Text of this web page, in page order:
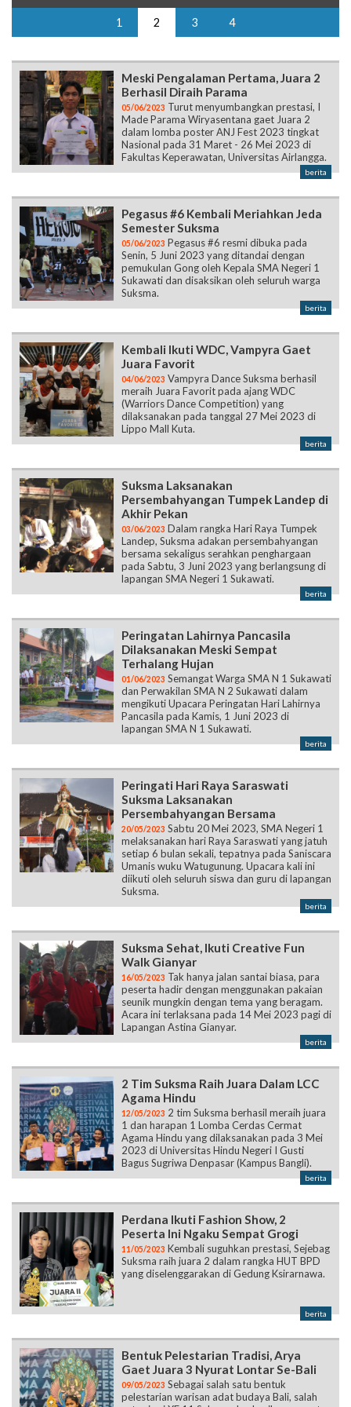
1 2 3 4
Meski Pengalaman Pertama, Juara 2
Berhasil Diraih Parama
05/06/2023 Turut menyumbangkan prestasi, I
Made Parama Wiryasentana gaet Juara 2
dalam lomba poster ANJ Fest 2023 tingkat
Nasional pada 31 Maret - 26 Mei 2023 di
Fakultas Keperawatan, Universitas Airlangga.
berita
Pegasus #6 Kembali Meriahkan Jeda
Semester Suksma
05/06/2023 Pegasus #6 resmi dibuka pada
Senin, 5 Juni 2023 yang ditandai dengan
pemukulan Gong oleh Kepala SMA Negeri 1
Sukawati dan disaksikan oleh seluruh warga
Suksma.
berita
Kembali Ikuti WDC, Vampyra Gaet
Juara Favorit
04/06/2023 Vampyra Dance Suksma berhasil
meraih Juara Favorit pada ajang WDC
(Warriors Dance Competition) yang
dilaksanakan pada tanggal 27 Mei 2023 di
Lippo Mall Kuta.
berita
Suksma Laksanakan
Persembahyangan Tumpek Landep di
Akhir Pekan
03/06/2023 Dalam rangka Hari Raya Tumpek
Landep, Suksma adakan persembahyangan
bersama sekaligus serahkan penghargaan
pada Sabtu, 3 Juni 2023 yang berlangsung di
lapangan SMA Negeri 1 Sukawati.
berita
Peringatan Lahirnya Pancasila
Dilaksanakan Meski Sempat
Terhalang Hujan
01/06/2023 Semangat Warga SMA N 1 Sukawati
dan Perwakilan SMA N 2 Sukawati dalam
mengikuti Upacara Peringatan Hari Lahirnya
Pancasila pada Kamis, 1 Juni 2023 di
lapangan SMA N 1 Sukawati.
berita
Peringati Hari Raya Saraswati
Suksma Laksanakan
Persembahyangan Bersama
20/05/2023 Sabtu 20 Mei 2023, SMA Negeri 1
melaksanakan hari Raya Saraswati yang jatuh
setiap 6 bulan sekali, tepatnya pada Saniscara
Umanis wuku Watugunung. Upacara kali ini
diikuti oleh seluruh siswa dan guru di lapangan
Suksma.
berita
Suksma Sehat, Ikuti Creative Fun
Walk Gianyar
16/05/2023 Tak hanya jalan santai biasa, para
peserta hadir dengan menggunakan pakaian
seunik mungkin dengan tema yang beragam.
Acara ini terlaksana pada 14 Mei 2023 pagi di
Lapangan Astina Gianyar.
berita
2 Tim Suksma Raih Juara Dalam LCC
Agama Hindu
12/05/2023 2 tim Suksma berhasil meraih juara
1 dan harapan 1 Lomba Cerdas Cermat
Agama Hindu yang dilaksanakan pada 3 Mei
2023 di Universitas Hindu Negeri I Gusti
Bagus Sugriwa Denpasar (Kampus Bangli).
berita
Perdana Ikuti Fashion Show, 2
Peserta Ini Ngaku Sempat Grogi
11/05/2023 Kembali suguhkan prestasi, Sejebag
Suksma raih juara 2 dalam rangka HUT BPD
yang diselenggarakan di Gedung Ksirarnawa.
berita
Bentuk Pelestarian Tradisi, Arya
Gaet Juara 3 Nyurat Lontar Se-Bali
09/05/2023 Sebagai salah satu bentuk
pelestarian warisan adat budaya Bali, salah